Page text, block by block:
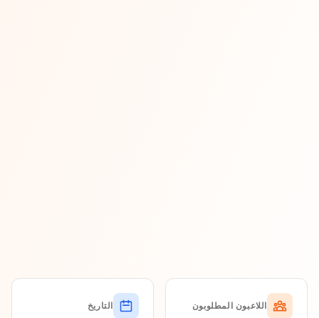
اللاعبون المطلوبون التاريخ